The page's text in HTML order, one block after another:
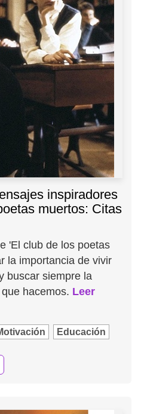
inspiradores
muertos: Citas
'El club de los poetas
la importancia de vivir
buscar siempre la
hacemos. Leer
Educación